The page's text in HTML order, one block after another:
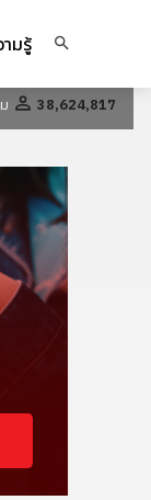
มรู้
38,624,817